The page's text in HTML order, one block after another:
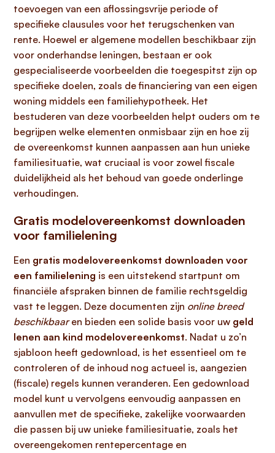
toevoegen van een aflossingsvrije periode of
specifieke clausules voor het terugschenken van
rente. Hoewel er algemene modellen beschikbaar zijn
voor onderhandse leningen, bestaan er ook
gespecialiseerde voorbeelden die toegespitst zijn op
specifieke doelen, zoals de financiering van een eigen
woning middels een familiehypotheek. Het
bestuderen van deze voorbeelden helpt ouders om te
begrijpen welke elementen onmisbaar zijn en hoe zij
de overeenkomst kunnen aanpassen aan hun unieke
familiesituatie, wat cruciaal is voor zowel fiscale
duidelijkheid als het behoud van goede onderlinge
verhoudingen.
Gratis modelovereenkomst downloaden
voor familielening
Een gratis modelovereenkomst downloaden voor
een familielening is een uitstekend startpunt om
financiële afspraken binnen de familie rechtsgeldig
vast te leggen. Deze documenten zijn online breed
beschikbaaren bieden een solide basis voor uw geld
lenen aan kind modelovereenkomst. Nadat u zo’n
sjabloon heeft gedownload, is het essentieel om te
controleren of de inhoud nog actueel is, aangezien
(fiscale) regels kunnen veranderen. Een gedownload
model kunt u vervolgens eenvoudig aanpassen en
aanvullen met de specifieke, zakelijke voorwaarden
die passen bij uw unieke familiesituatie, zoals het
overeengekomen rentepercentage en